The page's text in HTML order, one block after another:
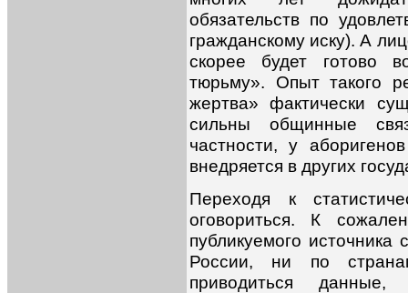
обязательств по
гражданскому иску). А
скорее будет готово
тюрьму». Опыт такого
жертва» фактически
сильны общинные
частности, у
внедряется в других
Переходя к
оговориться. К
публикуемого источника
России, ни по
приводиться